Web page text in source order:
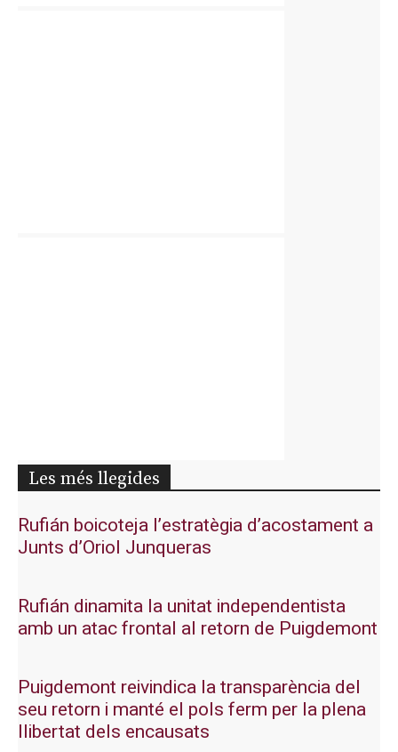
Les més llegides
Rufián boicoteja l’estratègia d’acostament a
Junts d’Oriol Junqueras
Rufián dinamita la unitat independentista
amb un atac frontal al retorn de Puigdemont
Puigdemont reivindica la transparència del
seu retorn i manté el pols ferm per la plena
llibertat dels encausats